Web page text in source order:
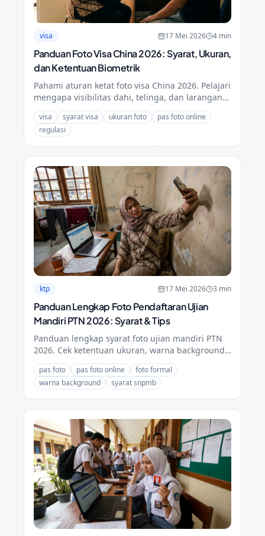
visa 17 Mei 2026 4 min
Panduan Foto Visa China 2026: Syarat, Ukuran,
dan Ketentuan Biometrik
Pahami aturan ketat foto visa China 2026. Pelajari
mengapa visibilitas dahi, telinga, dan larangan
perhiasan sangat krusial agar aplikasi Anda tidak
ditolak.
visa syarat visa ukuran foto
pas foto online
regulasi
ktp 17 Mei 2026 3 min
Panduan Lengkap Foto Pendaftaran Ujian
Mandiri PTN 2026: Syarat & Tips
Panduan lengkap syarat foto ujian mandiri PTN
2026. Cek ketentuan ukuran, warna background,
dan tips pakaian agar pendaftaran kuliah Anda
lancar tanpa kendala.
pas foto pas foto online
foto formal
warna background
syarat snpmb